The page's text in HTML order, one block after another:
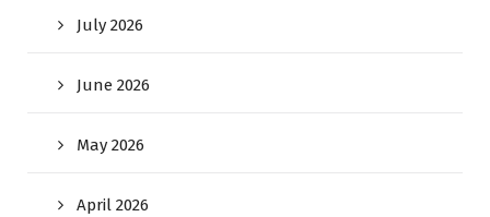
July 2026
June 2026
May 2026
April 2026